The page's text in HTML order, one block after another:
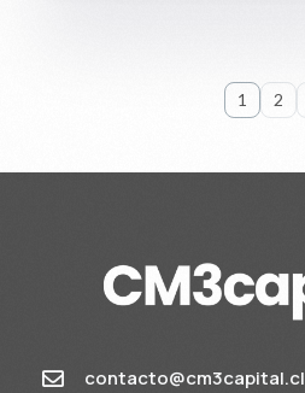
1 2
contacto@cm3capital.cl